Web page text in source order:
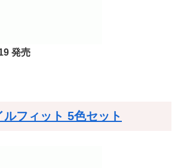
発売
ルフィット 5色セット